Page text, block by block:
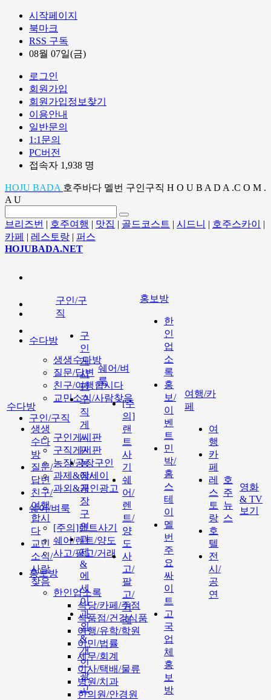
시작페이지
북마크
RSS 구독
08월 07일(금)
로그인
회원가입
회원가입정보찾기
이용안내
일반문의
1:1문의
PC버전
접속자 1,938 명
HOJU BADA 호주바다 멜번 구인구직 H O U B A D A .C O M .
A U
브리즈번 | 호주여행 | 맛집 | 골드코스트 | 시드니 | 호주스카이
|
카페 | 레스토랑 | 퍼스
HOJUBADA.NET
수다방
생생수다방
질문/답변
친구/여행합시다
교민소식/사람찾음
구인/구직
구인게시판
구직게시판
농장/공장구인
과제&에세이
과외&개인광고
쉐어/벼룩
[주의]랜트사기
쉐어/렌트/양도
사고/팔고/거래
홍보방
한인업소록
식당/카페/주점
식품점/건강식품
여행/유학/학원
이민/법률
세무/회계
이사/택배/물류
병원/치과
한의원/안경원
수다방
생생
수다
방
질문/
답변
친구/
여행
합시
다
교민
소식/
사람
찾음
구인/구
직
구
인
게
시
판
구
직
게
시
판
농
장/
공
장
구
인
과
제
&
에
세
이
과
외
&
개
인
광
고
쉐어/벼
룩
[주
의]
랜
트
사
기
쉐
어/
렌
트/
양
도
사
고/
팔
고/
거
래
홍보방
한
인
업
소
록
홍
보/
이
벤
트
민
박/
홈
스
테
이
멜
번
주
요
싸
이
트
고
국
업
체
홍
보
방
여행/카
페
여
행
카
페
레
스
토
랑
호
텔
전
시/
공
연
호
주
뉴
스
영화
& TV
보기